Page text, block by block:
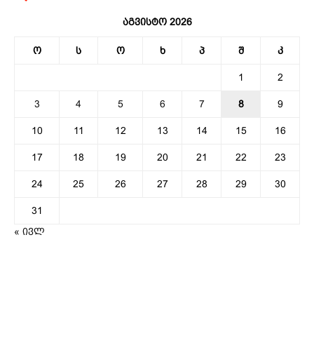
აგვისტო 2026
ო ს ო ხ პ შ კ
1 2
3 4 5 6 7 8 9
10 11 12 13 14 15 16
17 18 19 20 21 22 23
24 25 26 27 28 29 30
31
« ივლ